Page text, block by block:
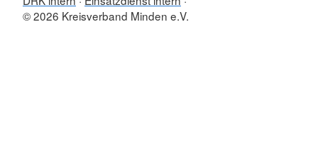
© 2026 Kreisverband Minden e.V.